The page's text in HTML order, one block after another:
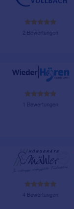
2 Bewertungen
1 Bewertungen
4 Bewertungen